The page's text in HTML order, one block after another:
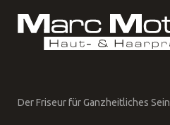
Der Friseur für Ganzheitliches Sein